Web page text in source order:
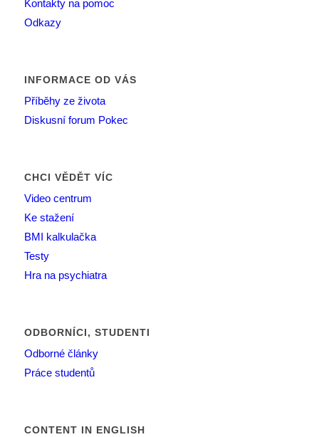
Kontakty na pomoc
Odkazy
INFORMACE OD VÁS
Příběhy ze života
Diskusní forum Pokec
CHCI VĚDĚT VÍC
Video centrum
Ke stažení
BMI kalkulačka
Testy
Hra na psychiatra
ODBORNÍCI, STUDENTI
Odborné články
Práce studentů
CONTENT IN ENGLISH